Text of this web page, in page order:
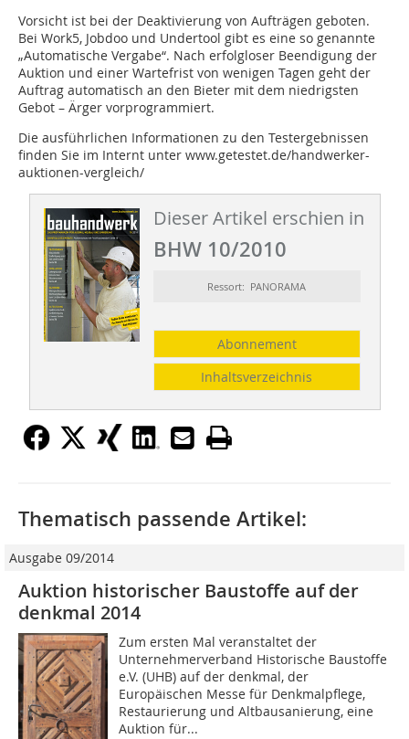
Vorsicht ist bei der Deaktivierung von Aufträgen geboten.
Bei Work5, Jobdoo und Undertool gibt es eine so genannte
„Automatische Vergabe“. Nach erfolgloser Beendigung der
Auktion und einer Wartefrist von wenigen Tagen geht der
Auftrag automatisch an den Bieter mit dem niedrigsten
Gebot – Ärger vorprogrammiert.
Die ausführlichen Informationen zu den Testergebnissen
finden Sie im Internt unter www.getestet.de/handwerker-
auktionen-vergleich/
Dieser Artikel erschien in
BHW 10/2010
Ressort: PANORAMA
Abonnement
Inhaltsverzeichnis
Thematisch passende Artikel:
Ausgabe 09/2014
Auktion historischer Baustoffe auf der
denkmal 2014
Zum ersten Mal veranstaltet der
Unternehmerverband Historische Baustoffe
e.V. (UHB) auf der denkmal, der
Europäischen Messe für Denkmalpflege,
Restaurierung und Altbausanierung, eine
Auktion für...